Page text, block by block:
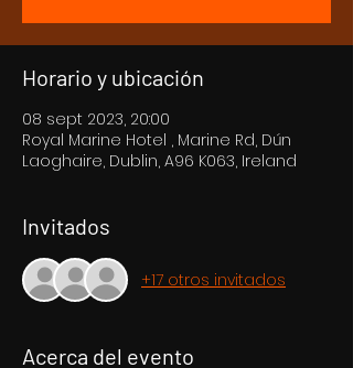
Horario y ubicación
08 sept 2023, 20:00
Royal Marine Hotel , Marine Rd, Dún
Laoghaire, Dublin, A96 K063, Ireland
Invitados
+17 otros invitados
Acerca del evento